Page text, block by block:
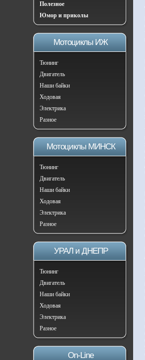
Полезное
Юмор и приколы
Мотоциклы ИЖ
Тюнинг
Двигатель
Наши байки
Ходовая
Электрика
Разное
Мотоциклы МИНСК
Тюнинг
Двигатель
Наши байки
Ходовая
Электрика
Разное
УРАЛ и ДНЕПР
Тюнинг
Двигатель
Наши байки
Ходовая
Электрика
Разное
On-Line